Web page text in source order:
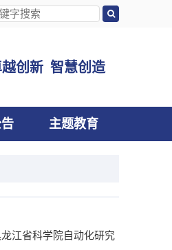
越创新 智慧创造
主题教育
江省科学院自动化研究